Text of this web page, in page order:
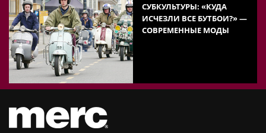
СУБКУЛЬТУРЫ: «КУДА
ИСЧЕЗЛИ ВСЕ БУТБОИ?» —
СОВРЕМЕННЫЕ МОДЫ